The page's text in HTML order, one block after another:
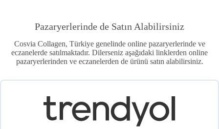
Pazaryerlerinde de Satın Alabilirsiniz
Cosvia Collagen, Türkiye genelinde online pazaryerlerinde ve
eczanelerde satılmaktadır. Dilerseniz aşağıdaki linklerden online
pazaryerlerinden ve eczanelerden de ürünü satın alabilirsiniz.